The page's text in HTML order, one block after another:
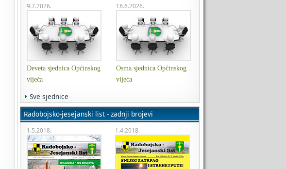
9.7.2026.
Deveta sjednica Općinskog
vijeća
18.6.2026.
Osma sjednica Općinskog
vijeća
Sve sjednice
Radobojsko-jesejanski list - zadnji brojevi
1.5.2018. 1.4.2018.